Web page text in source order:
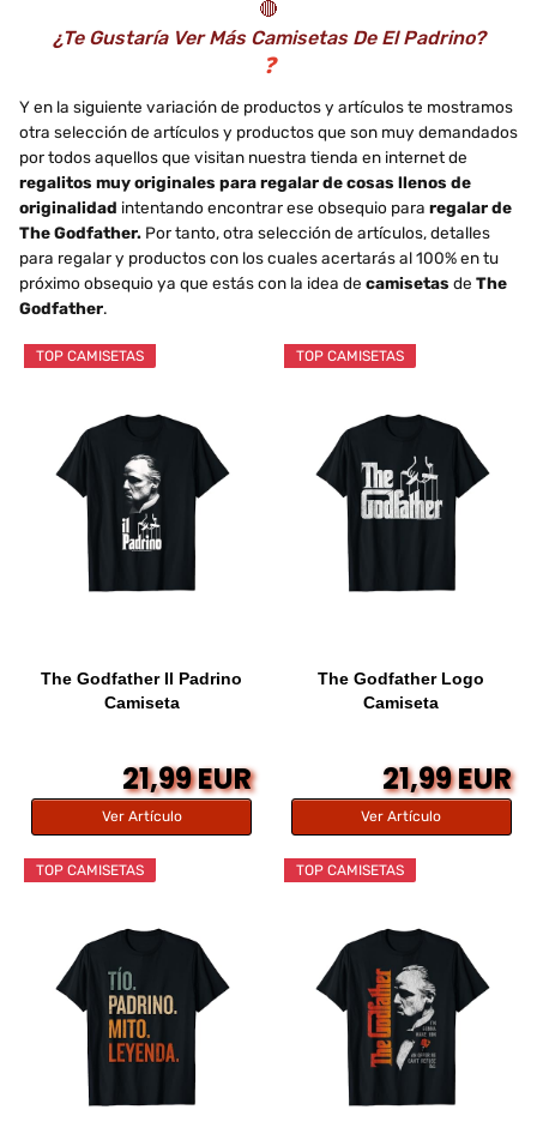
🔴
¿Te Gustaría Ver Más Camisetas De El Padrino?
❓
Y en la siguiente variación de productos y artículos te mostramos
otra selección de artículos y productos que son muy demandados
por todos aquellos que visitan nuestra tienda en internet de
regalitos muy originales para regalar de cosas llenos de
originalidad intentando encontrar ese obsequio para regalar de
The Godfather. Por tanto, otra selección de artículos, detalles
para regalar y productos con los cuales acertarás al 100% en tu
próximo obsequio ya que estás con la idea de camisetas de The
Godfather.
TOP CAMISETAS
The Godfather Il Padrino
Camiseta
21,99 EUR
Ver Artículo
TOP CAMISETAS
The Godfather Logo
Camiseta
21,99 EUR
Ver Artículo
TOP CAMISETAS TOP CAMISETAS